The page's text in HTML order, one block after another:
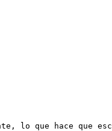
lo que hace que